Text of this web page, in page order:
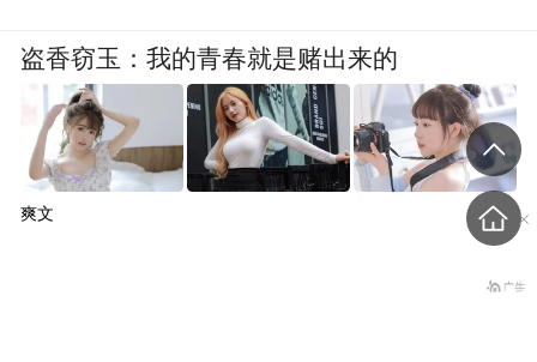
盗香窃玉：我的青春就是赌出来的
爽文